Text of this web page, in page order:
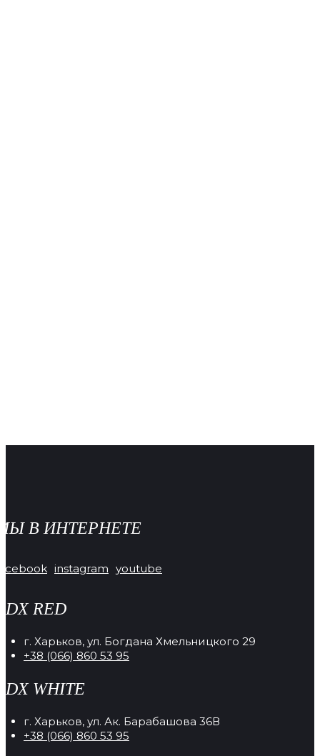
В ИНТЕРНЕТЕ
instagram youtube
RED
г. Харьков, ул. Богдана Хмельницкого 29
+38 (066) 860 53 95
WHITE
г. Харьков, ул. Ак. Барабашова 36В
+38 (066) 860 53 95